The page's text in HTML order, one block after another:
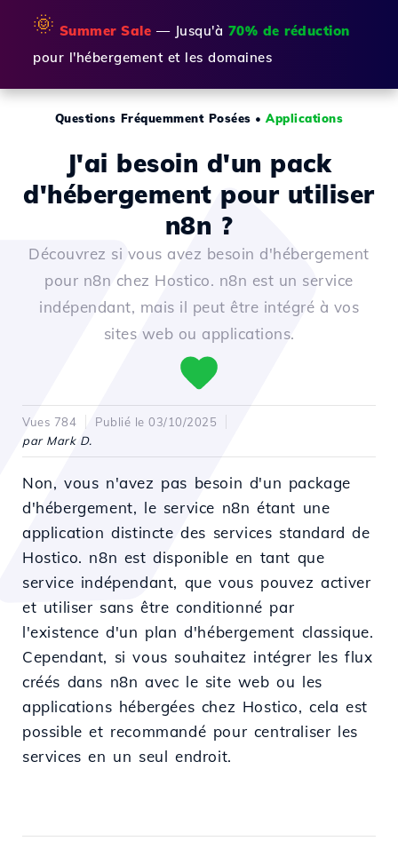
🌞 Summer Sale — Jusqu'à 70% de réduction
pour l'hébergement et les domaines
Questions Fréquemment Posées •Applications
J'ai besoin d'un pack
d'hébergement pour utiliser
n8n ?
Découvrez si vous avez besoin d'hébergement
pour n8n chez Hostico. n8n est un service
indépendant, mais il peut être intégré à vos
sites web ou applications.
Vues 784
Publié le 03/10/2025
par Mark D.
Non, vous n'avez pas besoin d'un package
d'hébergement, le service n8n étant une
application distincte des services standard de
Hostico. n8n est disponible en tant que
service indépendant, que vous pouvez activer
et utiliser sans être conditionné par
l'existence d'un plan d'hébergement classique.
Cependant, si vous souhaitez intégrer les flux
créés dans n8n avec le site web ou les
applications hébergées chez Hostico, cela est
possible et recommandé pour centraliser les
services en un seul endroit.